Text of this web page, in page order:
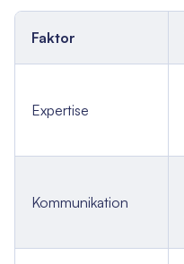
Faktor
Expertise
Kommunikation